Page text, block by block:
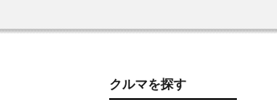
クルマを探す